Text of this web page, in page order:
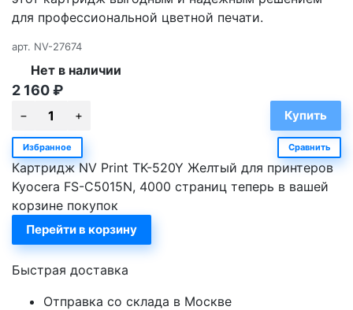
для профессиональной цветной печати.
арт. NV-27674
Нет в наличии
2 160₽
Избранное Сравнить
Картридж NV Print TK-520Y Желтый для принтеров
Kyocera FS-C5015N, 4000 страниц теперь в вашей
корзине покупок
Перейти в корзину
Быстрая доставка
Отправка со склада в Москве